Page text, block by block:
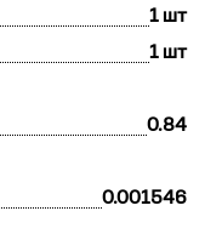
1 шт
1 шт
0.84
0.001546